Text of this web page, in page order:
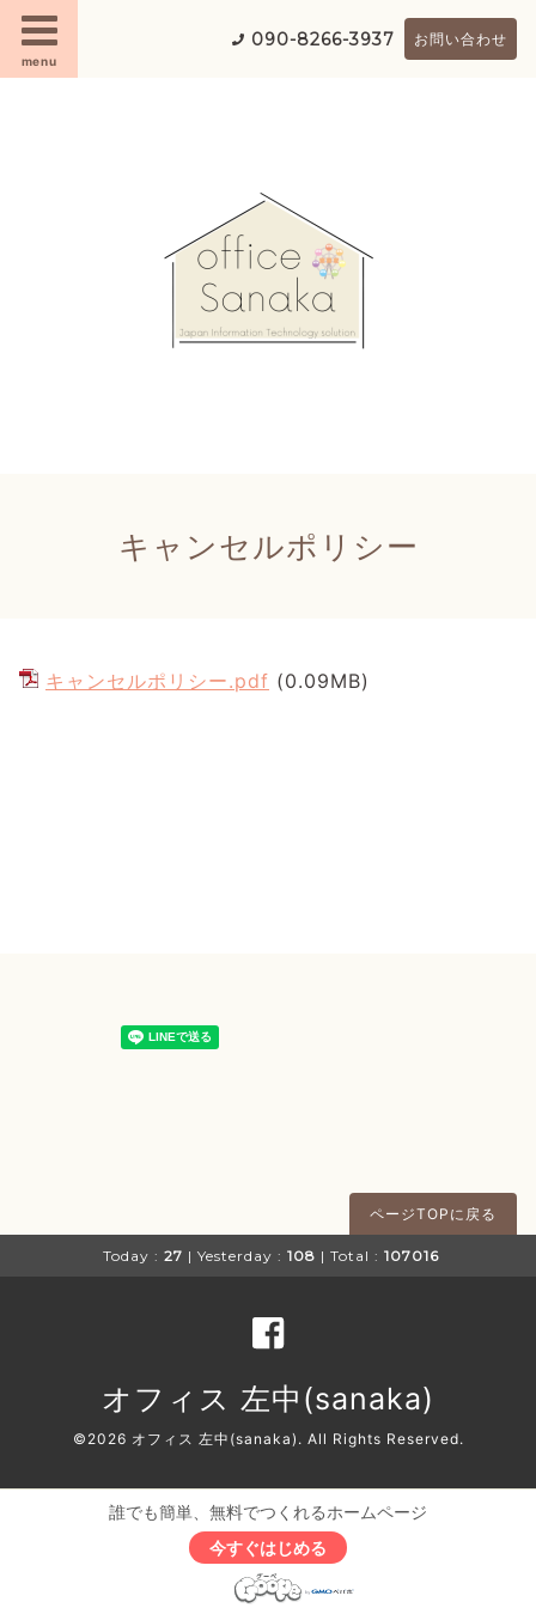
menu
090-8266-3937 お問い合わせ
キャンセルポリシー
キャンセルポリシー.pdf (0.09MB)
ページTOPに戻る
Today : 27 | Yesterday : 108 | Total : 107016
オフィス 左中(sanaka)
©2026 オフィス 左中(sanaka) . All Rights Reserved.
誰でも簡単、無料でつくれるホームページ
今すぐはじめる